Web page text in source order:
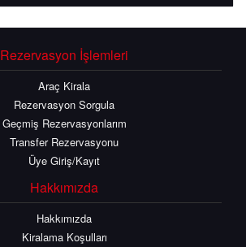
Rezervasyon İşlemleri
Araç Kirala
Rezervasyon Sorgula
Geçmiş Rezervasyonlarım
Transfer Rezervasyonu
Üye Giriş/Kayıt
Hakkımızda
Hakkımızda
Kiralama Koşulları